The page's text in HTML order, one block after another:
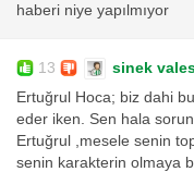
haberi niye yapılmıyor
13 sinek
Ertuğrul Hoca; biz dahi
eder iken. Sen hala
Ertuğrul ,mesele senin
senin karakterin olmaya